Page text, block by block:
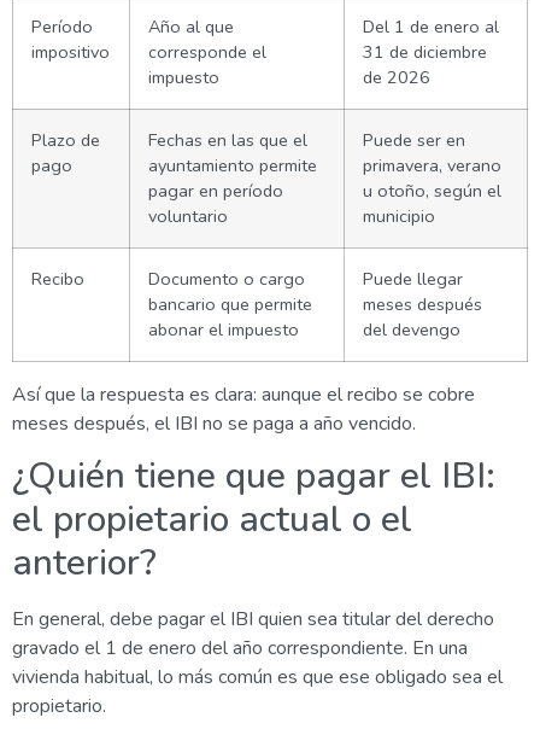
Período
impositivo
Año al que
corresponde el
impuesto
Del 1 de enero al
31 de diciembre
de 2026
Plazo de
pago
Fechas en las que el
ayuntamiento permite
pagar en período
voluntario
Puede ser en
primavera, verano
u otoño, según el
municipio
Recibo
Documento o cargo
bancario que permite
abonar el impuesto
Puede llegar
meses después
del devengo
Así que la respuesta es clara: aunque el recibo se cobre
meses después, el IBI no se paga a año vencido.
¿Quién tiene que pagar el IBI:
el propietario actual o el
anterior?
En general, debe pagar el IBI quien sea titular del derecho
gravado el 1 de enero del año correspondiente. En una
vivienda habitual, lo más común es que ese obligado sea el
propietario.